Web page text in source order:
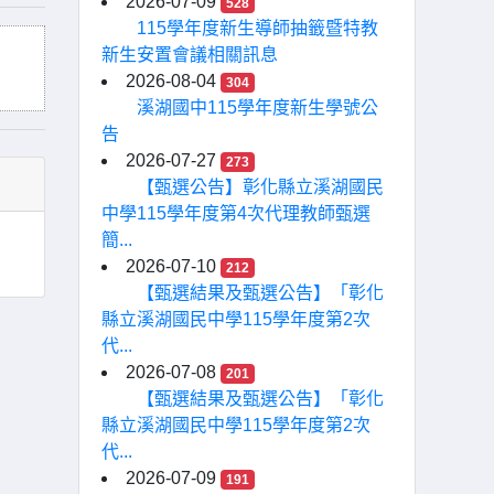
528
115學年度新生導師抽籤暨特教
新生安置會議相關訊息
2026-08-04
304
溪湖國中115學年度新生學號公
告
2026-07-27
273
【甄選公告】彰化縣立溪湖國民
中學115學年度第4次代理教師甄選
簡...
2026-07-10
212
【甄選結果及甄選公告】「彰化
縣立溪湖國民中學115學年度第2次
代...
2026-07-08
201
【甄選結果及甄選公告】「彰化
縣立溪湖國民中學115學年度第2次
代...
2026-07-09
191